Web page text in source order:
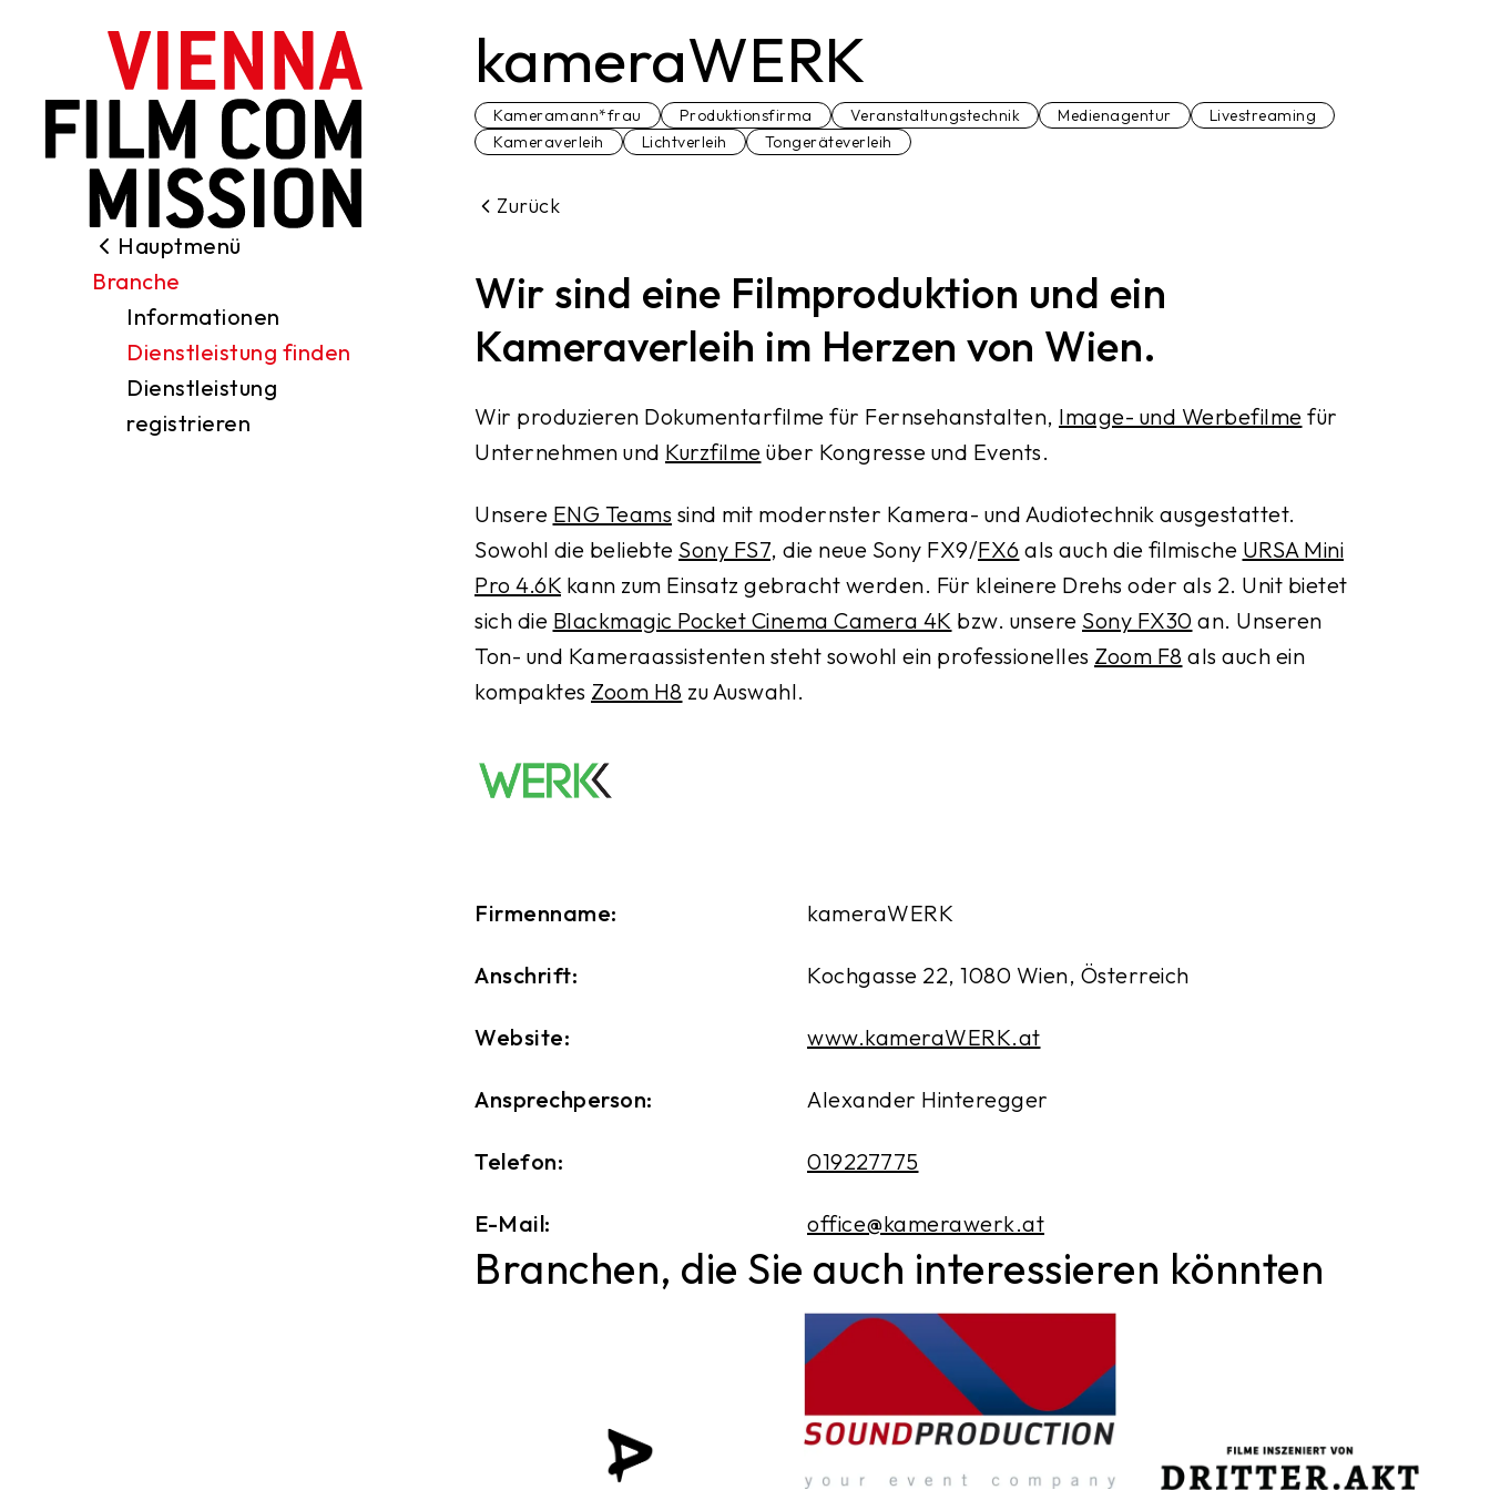
Suche
Drehgenehmigungen
Locations
Branche
Hauptmenü
Branche
Informationen
Dienstleistung finden
Dienstleistung
registrieren
Förderungen
Über uns
kameraWERK
Kameramann*frau Produktionsfirma Veranstaltungstechnik Medienagentur
Livestreaming
Kameraverleih
Lichtverleih Tongeräteverleih
Zurück
Wir sind eine Filmproduktion und ein
Kameraverleih im Herzen von Wien.
Wir produzieren Dokumentarfilme für Fernsehanstalten, Image- und Werbefilme für
Unternehmen und Kurzfilme über Kongresse und Events.
Unsere ENG Teams sind mit modernster Kamera- und Audiotechnik ausgestattet.
Sowohl die beliebte Sony FS7, die neue Sony FX9/FX6 als auch die filmische URSA Mini
Pro 4.6K kann zum Einsatz gebracht werden. Für kleinere Drehs oder als 2. Unit bietet
sich die Blackmagic Pocket Cinema Camera 4K bzw. unsere Sony FX30 an. Unseren
Ton- und Kameraassistenten steht sowohl ein professionelles Zoom F8 als auch ein
kompaktes Zoom H8 zu Auswahl.
Firmenname: kameraWERK
Anschrift: Kochgasse 22, 1080 Wien, Österreich
Website: www.kameraWERK.at
Ansprechperson: Alexander Hinteregger
Telefon: 019227775
E-Mail: office@kamerawerk.at
Branchen, die Sie auch interessieren könnten